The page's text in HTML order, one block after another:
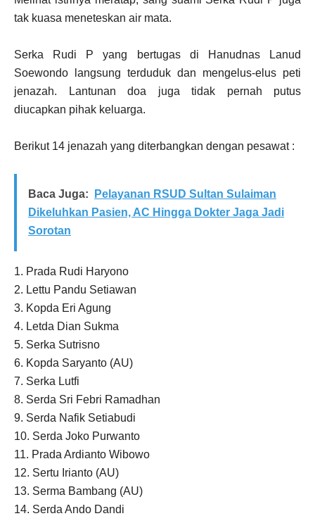
tak kuasa meneteskan air mata.
Serka Rudi P yang bertugas di Hanudnas Lanud
Soewondo langsung terduduk dan mengelus-elus peti
jenazah. Lantunan doa juga tidak pernah putus
diucapkan pihak keluarga.
Berikut 14 jenazah yang diterbangkan dengan pesawat :
Baca Juga:
Pelayanan RSUD Sultan Sulaiman
Dikeluhkan Pasien, AC Hingga Dokter Jaga Jadi
Sorotan
1. Prada Rudi Haryono
2. Lettu Pandu Setiawan
3. Kopda Eri Agung
4. Letda Dian Sukma
5. Serka Sutrisno
6. Kopda Saryanto (AU)
7. Serka Lutfi
8. Serda Sri Febri Ramadhan
9. Serda Nafik Setiabudi
10. Serda Joko Purwanto
11. Prada Ardianto Wibowo
12. Sertu Irianto (AU)
13. Serma Bambang (AU)
14. Serda Ando Dandi